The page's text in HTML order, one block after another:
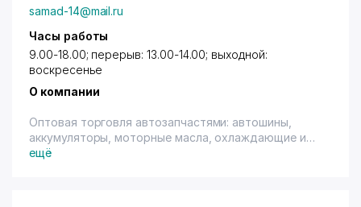
samad-14@mail.ru
Часы работы
9.00-18.00; перерыв: 13.00-14.00; выходной:
воскресенье
О компании
Оптовая торговля автозапчастями: автошины,
аккумуляторы, моторные масла, охлаждающие и
тормозные жидкости, антифриз.
ещё